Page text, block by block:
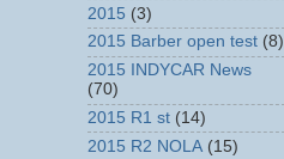
2015 (3)
2015 Barber open test (8)
2015 INDYCAR News
(70)
2015 R1 st (14)
2015 R2 NOLA (15)